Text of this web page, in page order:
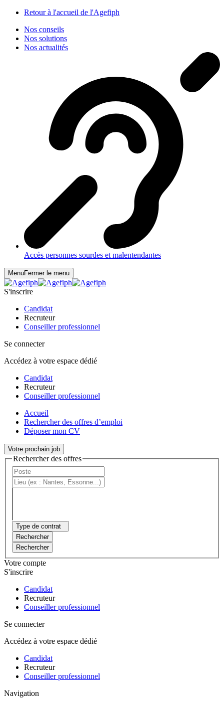
Retour à l'accueil de l'Agefiph
Nos conseils
Nos solutions
Nos actualités
Accès personnes sourdes et malentendantes
MenuFermer le menu
S'inscrire
Candidat
Recruteur
Conseiller professionnel
Se connecter
Accédez à votre espace dédié
Candidat
Recruteur
Conseiller professionnel
Accueil
Rechercher des offres d’emploi
Déposer mon CV
Votre prochain job
Rechercher des offres
Type de contrat
Rechercher
Rechercher
Votre compte
S'inscrire
Candidat
Recruteur
Conseiller professionnel
Se connecter
Accédez à votre espace dédié
Candidat
Recruteur
Conseiller professionnel
Navigation